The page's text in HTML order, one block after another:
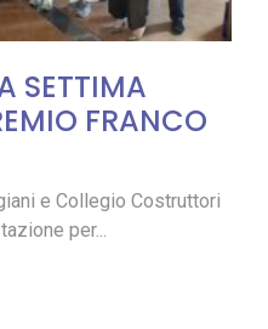
SETTIMA
FRANCO
e Collegio Costruttori
per...